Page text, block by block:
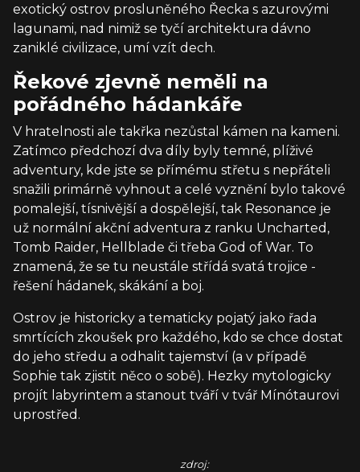
exotický ostrov prosluněného Řecka s azurovými
lagunami, nad nimiž se tyčí architektura dávno
zaniklé civilizace, umí vzít dech.
Řekové zjevně neměli na
pořádného hádankáře
V hratelnosti ale takřka nezůstal kámen na kameni.
Zatímco předchozí dva díly byly temné, plíživé
adventury, kde jste se přímému střetu s nepřáteli
snažili primárně vyhnout a celé vyznění bylo takové
pomalejší, tísnivější a dospělejší, tak Resonance je
už normální akční adventura z ranku Uncharted,
Tomb Raider, Hellblade či třeba God of War. To
znamená, že se tu neustále střídá svatá trojice -
řešení hádanek, skákání a boj.
Ostrov je historicky a tematicky pojatý jako řada
smrtících zkoušek pro každého, kdo se chce dostat
do jeho středu a odhalit tajemství (a v případě
Sophie tak zjistit něco o sobě). Hezky mytologicky
projít labyrintem a stanout tváří v tvář Mínótaurovi
uprostřed.
zdroj: